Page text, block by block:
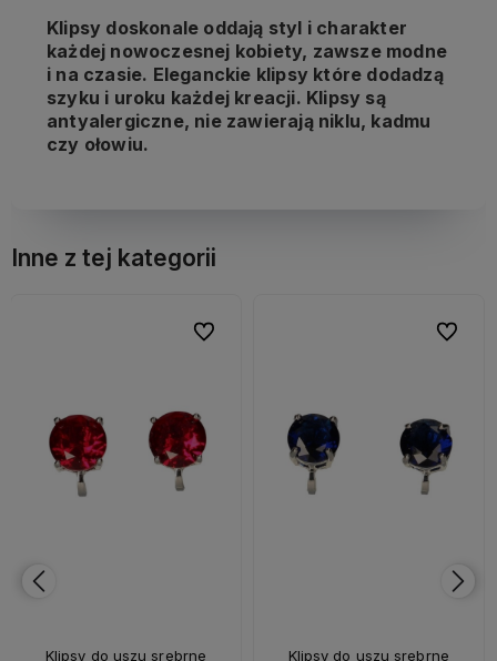
Klipsy doskonale oddają styl i charakter
każdej nowoczesnej kobiety, zawsze modne
i na czasie. Eleganckie klipsy które dodadzą
szyku i uroku każdej kreacji. Klipsy są
antyalergiczne, nie zawierają niklu, kadmu
czy ołowiu.
Inne z tej kategorii
Klipsy do uszu srebrne
Do ulubionych
Do ulubionych
Klipsy do uszu srebrne
Do
Do